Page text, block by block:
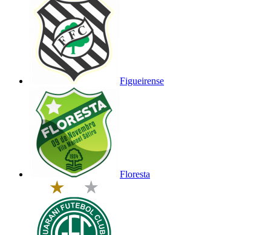
Figueirense
Floresta